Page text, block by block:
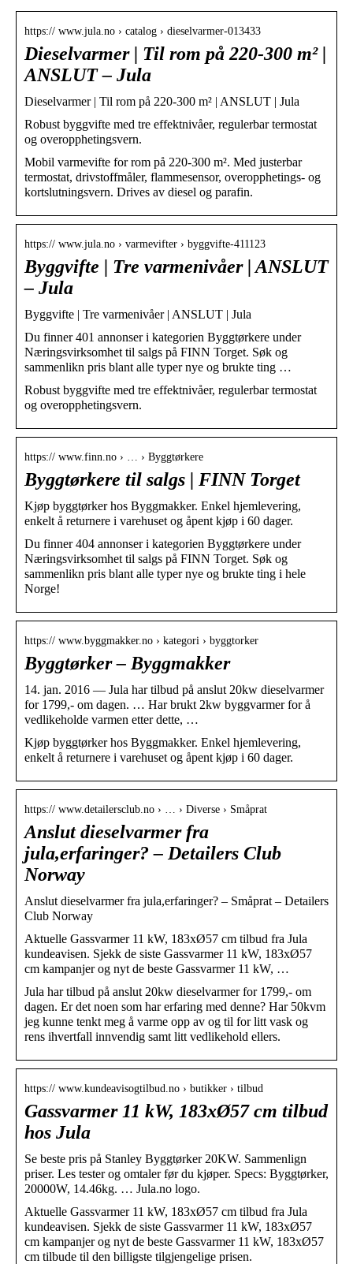
https:// www.jula.no › catalog › dieselvarmer-013433
Dieselvarmer | Til rom på 220-300 m² |
ANSLUT – Jula
Dieselvarmer | Til rom på 220-300 m² | ANSLUT | Jula
Robust byggvifte med tre effektnivåer, regulerbar termostat
og overopphetingsvern.
Mobil varmevifte for rom på 220-300 m². Med justerbar
termostat, drivstoffmåler, flammesensor, overopphetings- og
kortslutningsvern. Drives av diesel og parafin.
https:// www.jula.no › varmevifter › byggvifte-411123
Byggvifte | Tre varmenivåer | ANSLUT
– Jula
Byggvifte | Tre varmenivåer | ANSLUT | Jula
Du finner 401 annonser i kategorien Byggtørkere under
Næringsvirksomhet til salgs på FINN Torget. Søk og
sammenlikn pris blant alle typer nye og brukte ting …
Robust byggvifte med tre effektnivåer, regulerbar termostat
og overopphetingsvern.
https:// www.finn.no › … › Byggtørkere
Byggtørkere til salgs | FINN Torget
Kjøp byggtørker hos Byggmakker. Enkel hjemlevering,
enkelt å returnere i varehuset og åpent kjøp i 60 dager.
Du finner 404 annonser i kategorien Byggtørkere under
Næringsvirksomhet til salgs på FINN Torget. Søk og
sammenlikn pris blant alle typer nye og brukte ting i hele
Norge!
https:// www.byggmakker.no › kategori › byggtorker
Byggtørker – Byggmakker
14. jan. 2016 — Jula har tilbud på anslut 20kw dieselvarmer
for 1799,- om dagen. … Har brukt 2kw byggvarmer for å
vedlikeholde varmen etter dette, …
Kjøp byggtørker hos Byggmakker. Enkel hjemlevering,
enkelt å returnere i varehuset og åpent kjøp i 60 dager.
https:// www.detailersclub.no › … › Diverse › Småprat
Anslut dieselvarmer fra
jula,erfaringer? – Detailers Club
Norway
Anslut dieselvarmer fra jula,erfaringer? – Småprat – Detailers
Club Norway
Aktuelle Gassvarmer 11 kW, 183xØ57 cm tilbud fra Jula
kundeavisen. Sjekk de siste Gassvarmer 11 kW, 183xØ57
cm kampanjer og nyt de beste Gassvarmer 11 kW, …
Jula har tilbud på anslut 20kw dieselvarmer for 1799,- om
dagen. Er det noen som har erfaring med denne? Har 50kvm
jeg kunne tenkt meg å varme opp av og til for litt vask og
rens ihvertfall innvendig samt litt vedlikehold ellers.
https:// www.kundeavisogtilbud.no › butikker › tilbud
Gassvarmer 11 kW, 183xØ57 cm tilbud
hos Jula
Se beste pris på Stanley Byggtørker 20KW. Sammenlign
priser. Les tester og omtaler før du kjøper. Specs: Byggtørker,
20000W, 14.46kg. … Jula.no logo.
Aktuelle Gassvarmer 11 kW, 183xØ57 cm tilbud fra Jula
kundeavisen. Sjekk de siste Gassvarmer 11 kW, 183xØ57
cm kampanjer og nyt de beste Gassvarmer 11 kW, 183xØ57
cm tilbude til den billigste tilgjengelige prisen.